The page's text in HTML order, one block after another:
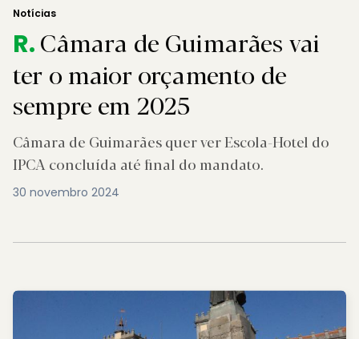
Notícias
R.Câmara de Guimarães vai
ter o maior orçamento de
sempre em 2025
Câmara de Guimarães quer ver Escola-Hotel do
IPCA concluída até final do mandato.
30 novembro 2024